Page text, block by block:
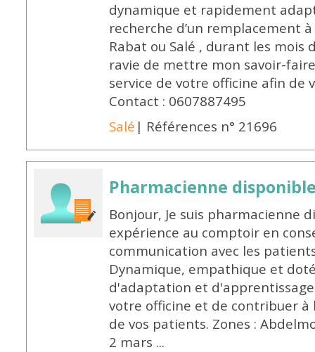
dynamique et rapidement
recherche d’un remplacement
Rabat ou Salé , durant les mois
ravie de mettre mon savoir-
service de votre officine afin de
Contact : 0607887495
Salé | Références n° 21696
Pharmacienne
Bonjour, Je suis pharmacienne
expérience au comptoir en
communication avec les
Dynamique, empathique et
d'adaptation et
votre officine et de contribuer
de vos patients. Zones :
2 mars ...